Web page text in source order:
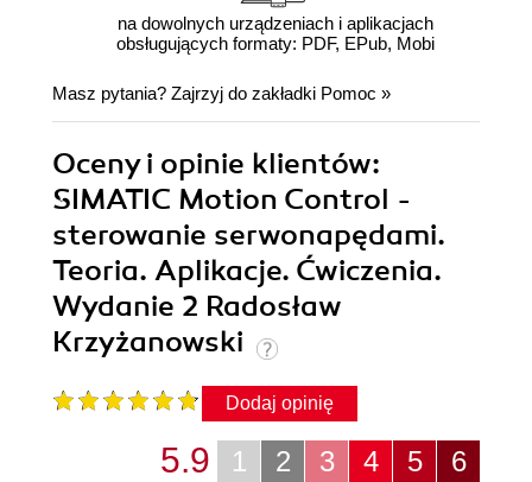
na dowolnych urządzeniach i aplikacjach
obsługujących formaty: PDF, EPub, Mobi
Masz pytania? Zajrzyj do zakładki Pomoc »
Oceny i opinie klientów:
SIMATIC Motion Control -
sterowanie serwonapędami.
Teoria. Aplikacje. Ćwiczenia.
Wydanie 2 Radosław
Krzyżanowski
Dodaj opinię
6
5
4
3
2
1
5.9